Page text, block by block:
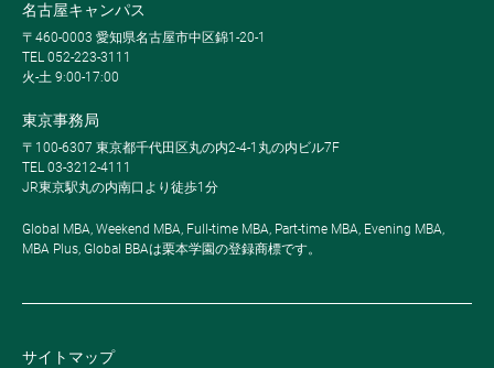
名古屋キャンパス
〒460-0003 愛知県名古屋市中区錦1-20-1
TEL 052-223-3111
火-土 9:00-17:00
東京事務局
〒100-6307 東京都千代田区丸の内2-4-1丸の内ビル7F
TEL 03-3212-4111
JR東京駅丸の内南口より徒歩1分
Global MBA, Weekend MBA, Full-time MBA, Part-time MBA, Evening MBA,
MBA Plus, Global BBAは栗本学園の登録商標です。
サイトマップ